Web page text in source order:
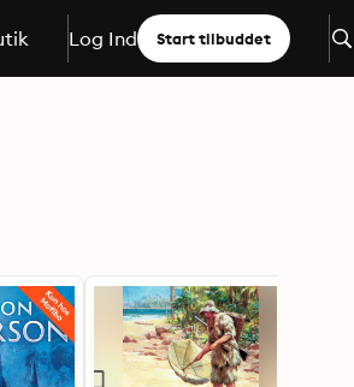
Log Ind Start tilbuddet